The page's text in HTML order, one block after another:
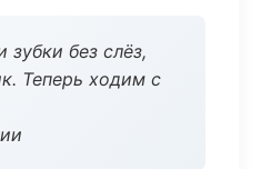
зубки без слёз,
Теперь ходим с